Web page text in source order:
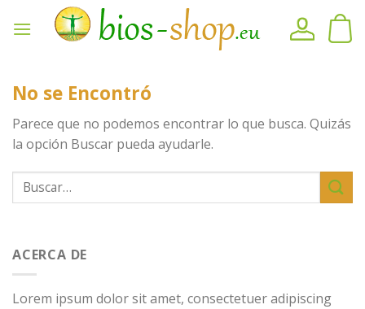
No se Encontró
Parece que no podemos encontrar lo que busca. Quizás
la opción Buscar pueda ayudarle.
ACERCA DE
Lorem ipsum dolor sit amet, consectetuer adipiscing